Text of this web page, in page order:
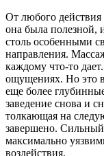
От любого действия
она была полезной,
столь особенными
направления.
каждому что-то
ощущениях. Но это
еще более
заведение снова и
толкающая на
завершено. Сильный
максимально
воздействия.